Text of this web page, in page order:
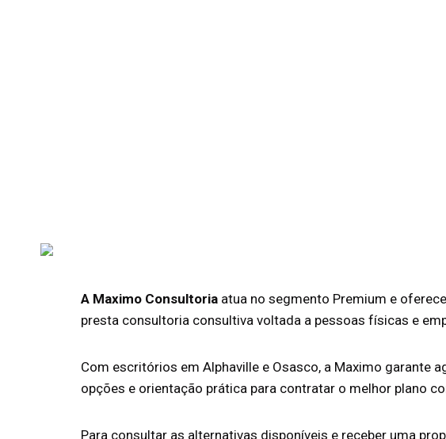
A Maximo Consultoria atua no segmento Premium e
presta consultoria consultiva voltada a pessoas físicas e
Com escritórios em Alphaville e Osasco, a Maximo garante
opções e orientação prática para contratar o melhor plano
Para consultar as alternativas disponíveis e receber uma